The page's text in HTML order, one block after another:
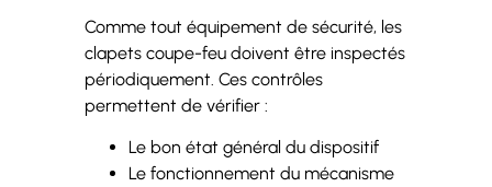
Comme tout équipement de sécurité, les
clapets coupe-feu doivent être inspectés
périodiquement. Ces contrôles
permettent de vérifier :
Le bon état général du dispositif
Le fonctionnement du mécanisme